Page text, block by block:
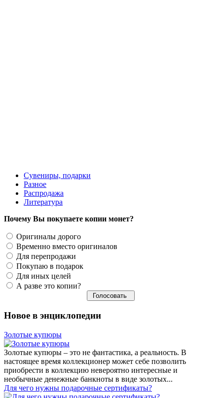
Сувениры, подарки
Разное
Распродажа
Литература
Почему Вы покупаете копии монет?
Оригиналы дорого
Временно вместо оригиналов
Для перепродажи
Покупаю в подарок
Для иных целей
А разве это копии?
Новое в энциклопедии
Золотые купюры
Золотые купюры – это не фантастика, а реальность. В
настоящее время коллекционер может себе позволить
приобрести в коллекцию невероятно интересные и
необычные денежные банкноты в виде золотых...
​Для чего нужны подарочные сертификаты?